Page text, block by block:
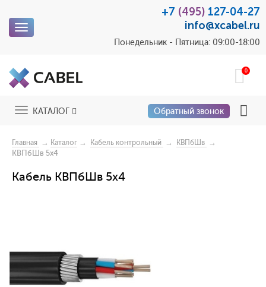
Toggle
+7 (495) 127-04-27
info@xcabel.ru
Понедельник - Пятница: 09:00-18:00
0
ToggleКАТАЛОГ Обратный звонок
Главная → Каталог → Кабель контрольный → КВПбШв →
КВПбШв 5х4
Кабель КВПбШв 5х4